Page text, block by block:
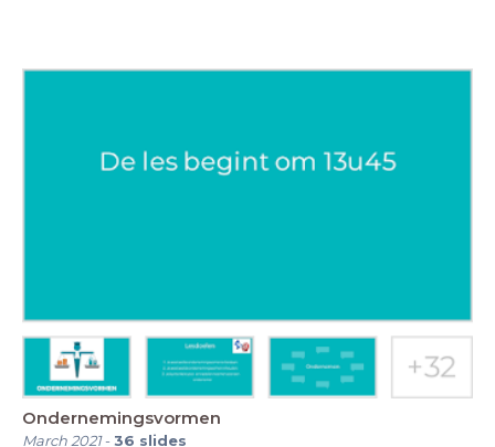
Ondernemingsvormen
March 2021-36 slides